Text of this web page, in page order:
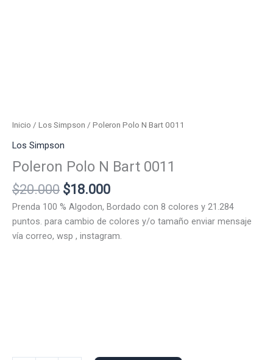
Inicio / Los Simpson / Poleron Polo N Bart 0011
Los Simpson
Poleron Polo N Bart 0011
$20.000 El
precio
original
era:
$18.000El
precio
actual
es:
Prenda 100 % Algodon, Bordado con 8 colores y 21.284
puntos. para cambio de colores y/o tamaño enviar mensaje
vía correo, wsp , instagram.